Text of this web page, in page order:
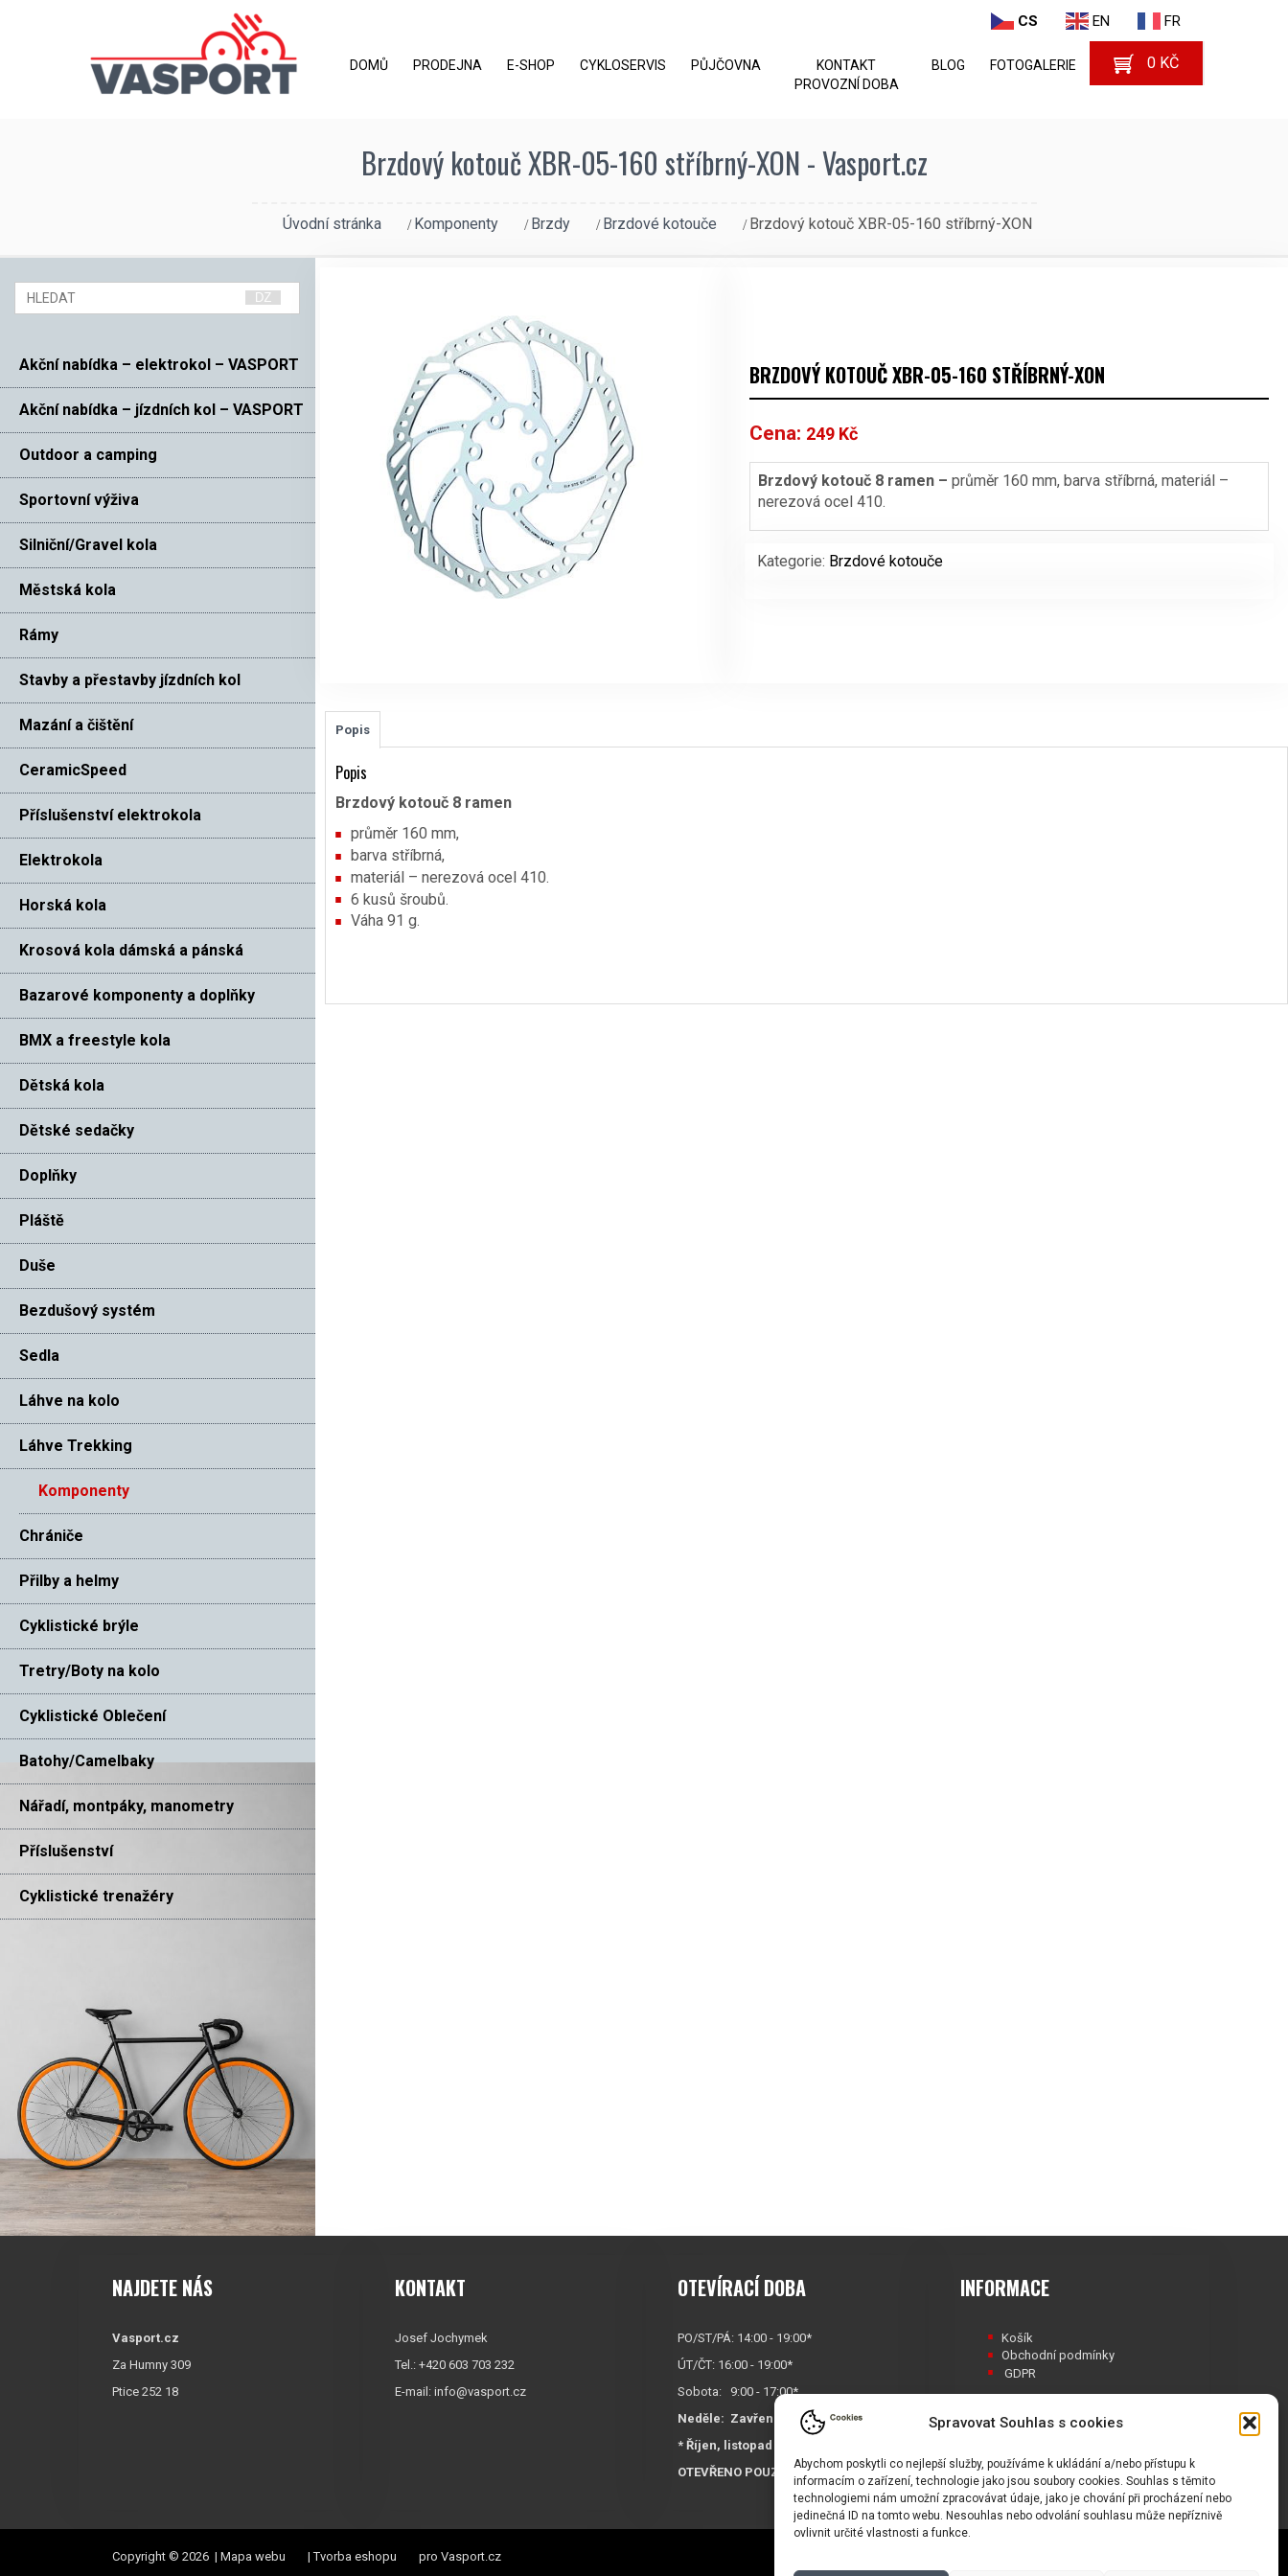
Spravovat Souhlas s cookies
Abychom poskytli co nejlepší služby, používáme k ukládání a/nebo přístupu k
informacím o zařízení, technologie jako jsou soubory cookies. Souhlas s těmito
technologiemi nám umožní zpracovávat údaje, jako je chování při procházení nebo
jedinečná ID na tomto webu. Nesouhlas nebo odvolání souhlasu může nepříznivě
ovlivnit určité vlastnosti a funkce.
CS EN FR
DOMŮ PRODEJNA E-SHOP CYKLOSERVIS PŮJČOVNA
KONTAKT
PROVOZNÍ DOBA
BLOG FOTOGALERIE 0 KČ
Brzdový kotouč XBR-05-160 stříbrný-XON - Vasport.cz
Úvodní stránka Komponenty Brzdy Brzdové kotouče Brzdový kotouč XBR-05-160 stříbrný-XON
Akční nabídka – elektrokol – VASPORT
Akční nabídka – jízdních kol – VASPORT
Outdoor a camping
Sportovní výživa
Silniční/Gravel kola
Městská kola
Rámy
Stavby a přestavby jízdních kol
Mazání a čištění
CeramicSpeed
Příslušenství elektrokola
Elektrokola
Horská kola
Krosová kola dámská a pánská
Bazarové komponenty a doplňky
BMX a freestyle kola
Dětská kola
Dětské sedačky
Doplňky
Pláště
Duše
Bezdušový systém
Sedla
Láhve na kolo
Láhve Trekking
Komponenty
Chrániče
Přilby a helmy
Cyklistické brýle
Tretry/Boty na kolo
Cyklistické Oblečení
Batohy/Camelbaky
Nářadí, montpáky, manometry
Příslušenství
Cyklistické trenažéry
BRZDOVÝ KOTOUČ XBR-05-160 STŘÍBRNÝ-XON
Cena: 249 Kč
Brzdový kotouč 8 ramen – průměr 160 mm, barva stříbrná, materiál –
nerezová ocel 410.
Kategorie: Brzdové kotouče
Popis
Popis
Brzdový kotouč 8 ramen
průměr 160 mm,
barva stříbrná,
materiál – nerezová ocel 410.
6 kusů šroubů.
Váha 91 g.
NAJDETE NÁS
Vasport.cz
Za Humny 309
Ptice 252 18
KONTAKT
Josef Jochymek
Tel.: +420 603 703 232
E-mail: info@vasport.cz
OTEVÍRACÍ DOBA
PO/ST/PÁ: 14:00 - 19:00*
ÚT/ČT: 16:00 - 19:00*
Sobota: 9:00 - 17:00*
Neděle: Zavřeno
* Říjen, listopad a prosinec
OTEVŘENO POUZE
PO/ST/PÁ
INFORMACE
Košík
Obchodní podmínky
GDPR
Copyright © 2026 | Mapa webu |Tvorba eshopu pro Vasport.cz